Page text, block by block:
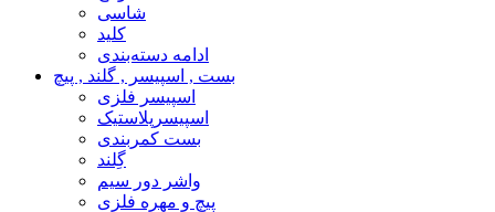
شاسی
کلید
ادامه دسته‌بندی
بست , اسپیسر , گلند , پیچ
اسپیسر فلزی
اسپیسرپلاستیک
بست کمربندی
گِلند
واشر دور سیم
پیچ و مهره فلزی